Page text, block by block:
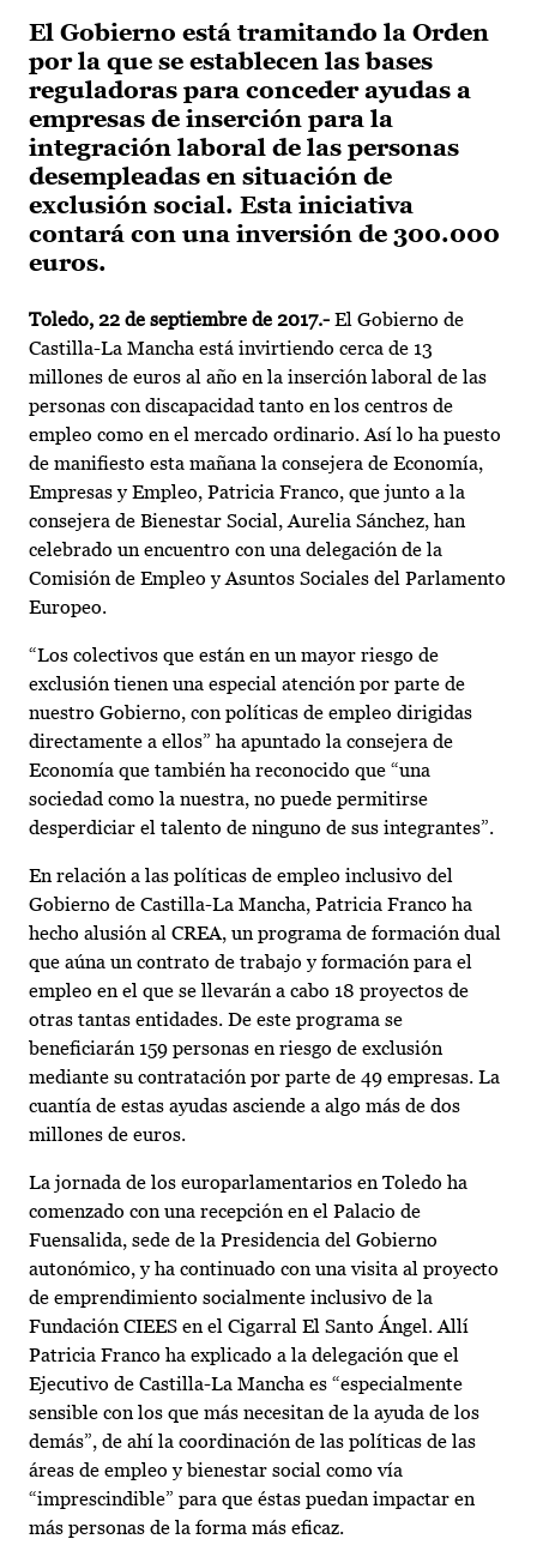
El Gobierno está tramitando la Orden
por la que se establecen las bases
reguladoras para conceder ayudas a
empresas de inserción para la
integración laboral de las personas
desempleadas en situación de
exclusión social. Esta iniciativa
contará con una inversión de 300.000
euros.
Toledo, 22 de septiembre de 2017.- El Gobierno de
Castilla-La Mancha está invirtiendo cerca de 13
millones de euros al año en la inserción laboral de las
personas con discapacidad tanto en los centros de
empleo como en el mercado ordinario. Así lo ha puesto
de manifiesto esta mañana la consejera de Economía,
Empresas y Empleo, Patricia Franco, que junto a la
consejera de Bienestar Social, Aurelia Sánchez, han
celebrado un encuentro con una delegación de la
Comisión de Empleo y Asuntos Sociales del Parlamento
Europeo.
“Los colectivos que están en un mayor riesgo de
exclusión tienen una especial atención por parte de
nuestro Gobierno, con políticas de empleo dirigidas
directamente a ellos” ha apuntado la consejera de
Economía que también ha reconocido que “una
sociedad como la nuestra, no puede permitirse
desperdiciar el talento de ninguno de sus integrantes”.
En relación a las políticas de empleo inclusivo del
Gobierno de Castilla-La Mancha, Patricia Franco ha
hecho alusión al CREA, un programa de formación dual
que aúna un contrato de trabajo y formación para el
empleo en el que se llevarán a cabo 18 proyectos de
otras tantas entidades. De este programa se
beneficiarán 159 personas en riesgo de exclusión
mediante su contratación por parte de 49 empresas. La
cuantía de estas ayudas asciende a algo más de dos
millones de euros.
La jornada de los europarlamentarios en Toledo ha
comenzado con una recepción en el Palacio de
Fuensalida, sede de la Presidencia del Gobierno
autonómico, y ha continuado con una visita al proyecto
de emprendimiento socialmente inclusivo de la
Fundación CIEES en el Cigarral El Santo Ángel. Allí
Patricia Franco ha explicado a la delegación que el
Ejecutivo de Castilla-La Mancha es “especialmente
sensible con los que más necesitan de la ayuda de los
demás”, de ahí la coordinación de las políticas de las
áreas de empleo y bienestar social como vía
“imprescindible” para que éstas puedan impactar en
más personas de la forma más eficaz.